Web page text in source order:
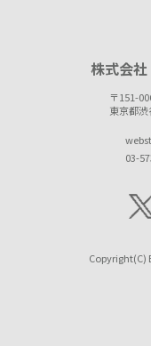
株式会
〒151-
東京都
03-
Copyright(C)